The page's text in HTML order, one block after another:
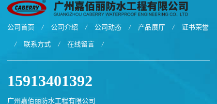
公司首页 / 公司介绍 / 公司动态 / 产品展厅 / 证书荣誉
/ 联系方式 / 在线留言 /
15913401392
广州嘉佰丽防水工程有限公司